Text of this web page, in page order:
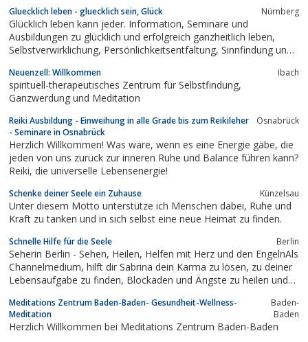
Gluecklich leben - gluecklich sein, Glück Nürnberg
Glücklich leben kann jeder. Information, Seminare und
Ausbildungen zu glücklich und erfolgreich ganzheitlich leben,
Selbstverwirklichung, Persönlichkeitsentfaltung, Sinnfindung und
Neuenzell: Willkommen Ibach
spirituell-therapeutisches Zentrum für Selbstfindung,
Ganzwerdung und Meditation
Reiki Ausbildung - Einweihung in alle Grade bis zum Reikileher
- Seminare in Osnabrück
Osnabrück
Herzlich Willkommen! Was wäre, wenn es eine Energie gäbe, die
jeden von uns zurück zur inneren Ruhe und Balance führen kann?
Reiki, die universelle Lebensenergie!
Schenke deiner Seele ein Zuhause Künzelsau
Unter diesem Motto unterstütze ich Menschen dabei, Ruhe und
Kraft zu tanken und in sich selbst eine neue Heimat zu finden.
Schnelle Hilfe für die Seele Berlin
Seherin Berlin - Sehen, Heilen, Helfen mit Herz und den EngelnAls
Channelmedium, hilft dir Sabrina dein Karma zu lösen, zu deiner
Lebensaufgabe zu finden, Blockaden und Ängste zu heilen und
aufzunehmen. Ihre Gabe hat sie von klein auf an und auch bei
Fragen zu...
Meditations Zentrum Baden-Baden- Gesundheit-Wellness-
Meditation
Baden-
Baden
Herzlich Willkommen bei Meditations Zentrum Baden-Baden